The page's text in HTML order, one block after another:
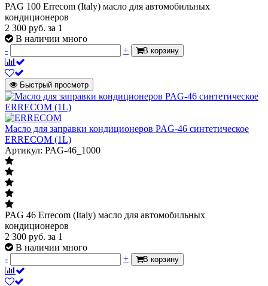
PAG 100 Errecom (Italy) масло для автомобильных
кондиционеров
2 300 руб. за 1
В наличии много
-
+ В корзину
Быстрый просмотр
Масло для заправки кондиционеров PAG-46 синтетическое
ERRECOM (1L)
Артикул: PAG-46_1000
PAG 46 Errecom (Italy) масло для автомобильных
кондиционеров
2 300 руб. за 1
В наличии много
-
+ В корзину